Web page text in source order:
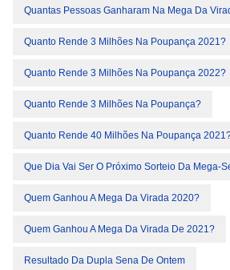
Quantas Pessoas Ganharam Na Mega Da
Quanto Rende 3 Milhões Na Poupança 2021?
Quanto Rende 3 Milhões Na Poupança 2022?
Quanto Rende 3 Milhões Na Poupança?
Quanto Rende 40 Milhões Na Poupança
Que Dia Vai Ser O Próximo Sorteio Da Mega-
Quem Ganhou A Mega Da Virada 2020?
Quem Ganhou A Mega Da Virada De 2021?
Resultado Da Dupla Sena De Ontem